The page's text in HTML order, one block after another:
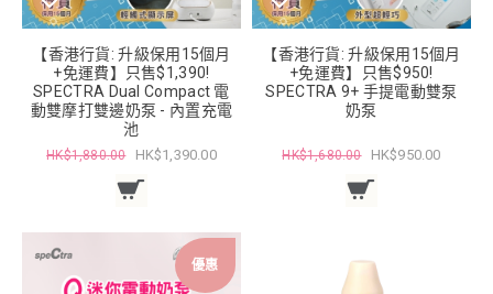
【香港行貨: 升級保用15個月
+免運費】只售$1,390!
SPECTRA Dual Compact 電
動雙摩打雙邊奶泵 - 內置充電
池
HK$1,880.00 HK$1,390.00
【香港行貨: 升級保用15個月
+免運費】只售$950!
SPECTRA 9+ 手提電動雙泵
奶泵
HK$1,680.00 HK$950.00
優惠